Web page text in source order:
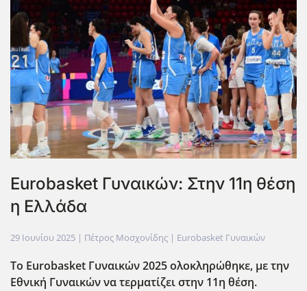
Eurobasket Γυναικών: Στην 11η θέση
η Ελλάδα
29 Ιουνίου 2025 | Πέτρος Μοσχονίδης | Eurobasket Γυναικών
Το Eurobasket Γυναικών 2025 ολοκληρώθηκε, με την
Εθνική Γυναικών να τερματίζει στην 11η θέση.